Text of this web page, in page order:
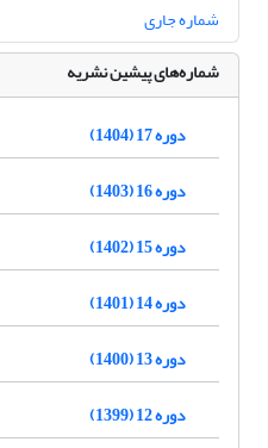
شماره جاری
شماره‌های پیشین نشریه
دوره 17 (1404)
دوره 16 (1403)
دوره 15 (1402)
دوره 14 (1401)
دوره 13 (1400)
دوره 12 (1399)